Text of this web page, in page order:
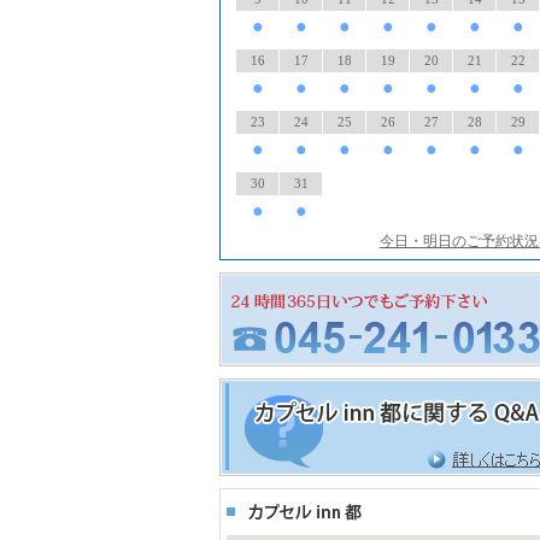
● ● ● ● ● ● ●
16
●
17
●
18
●
19
●
20
●
21
●
22
●
23
●
24
●
25
●
26
●
27
●
28
●
29
●
30
●
31
●
今日・明日のご予約状